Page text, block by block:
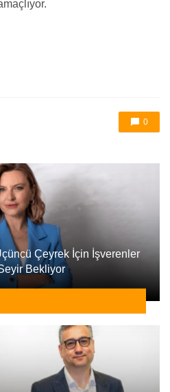
0
Çeyrek İçin İşverenler
Bekliyor